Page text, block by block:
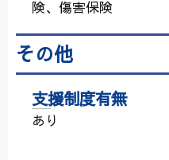
険、傷害保険
その他
支援制度有無
あり